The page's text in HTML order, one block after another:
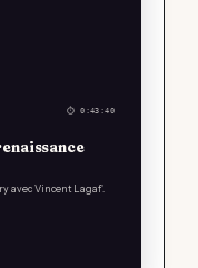
⏱ 0:43:40
avec Vincent Lagaf'.